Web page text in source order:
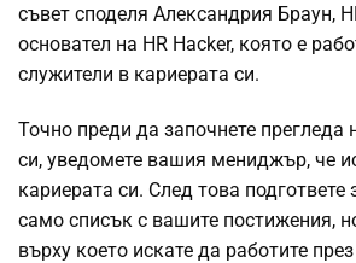
съвет споделя Александрия Браун,
основател на HR Hacker, която е
служители в кариерата си.
Точно преди да започнете прегледа
си, уведомете вашия мениджър, че
кариерата си. След това подгответе
само списък с вашите постижения,
върху което искате да работите